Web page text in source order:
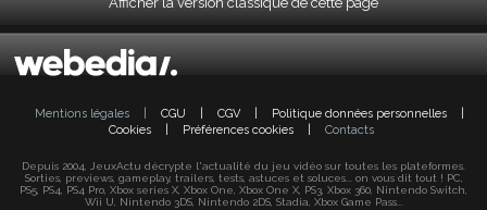
Mentions légales CGU CGV Politique données personnelles
Cookies
Préférences cookies Contacts
Depuis 2004, JeuxActu décrypte l'actualité du jeu vidéo sur toutes les plateformes.
Sorties, previews, gameplay, trailers, tests, astuces et soluces... on vous dit tout ! PC,
PS5, PS4, PS4 Pro, Xbox series X, Xbox One, Xbox One X, PS3, Xbox 360, Nintendo Switch,
Wii U, Nintendo 3DS, Nintendo 2DS, Stadia, Xbox Game Pass...